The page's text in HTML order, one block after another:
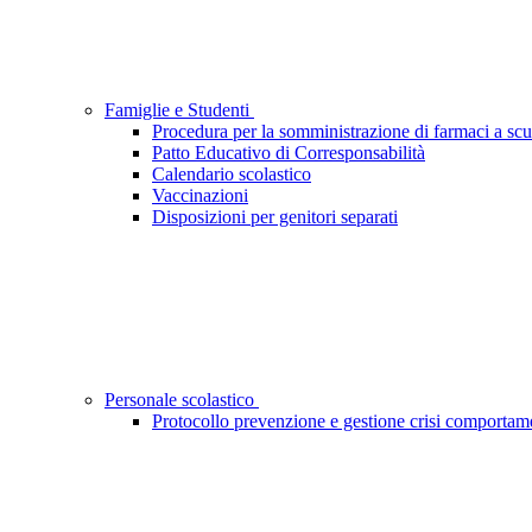
Famiglie e Studenti
Procedura per la somministrazione di farmaci a
Patto Educativo di Corresponsabilità
Calendario scolastico
Vaccinazioni
Disposizioni per genitori separati
Personale scolastico
Protocollo prevenzione e gestione crisi